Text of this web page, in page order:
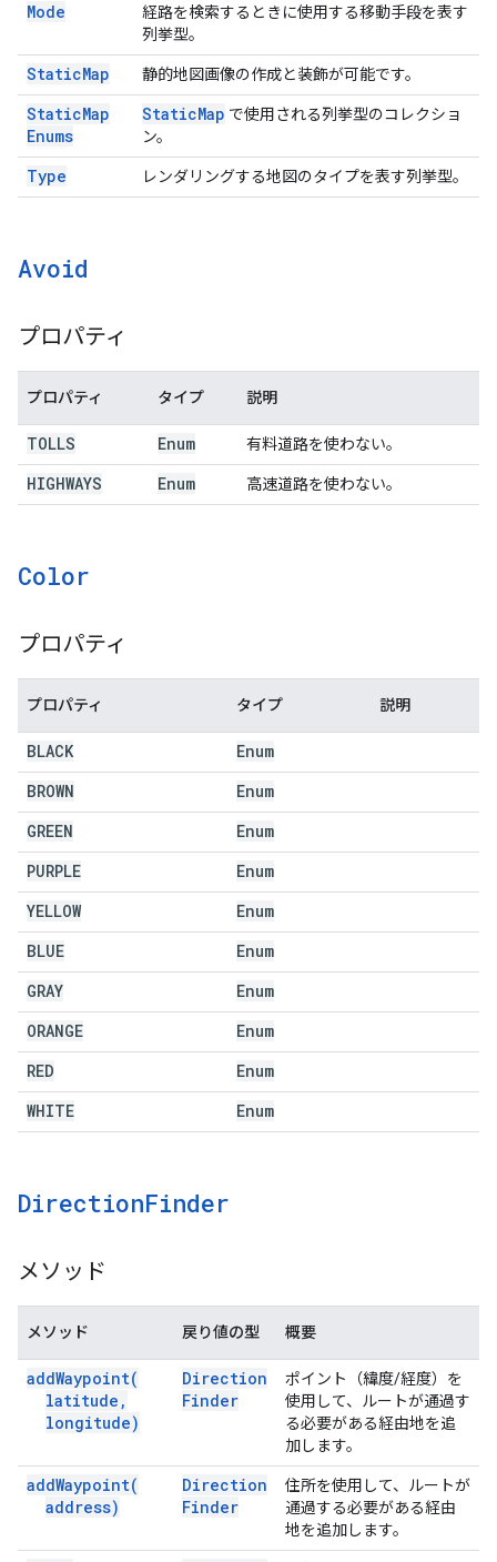
Mode
経路を検索するときに使用する移動手段を表す
列挙型。
StaticMap 静的地図画像の作成と装飾が可能です。
StaticMap
Enums
StaticMap で使用される列挙型のコレクショ
ン。
Type レンダリングする地図のタイプを表す列挙型。
Avoid
プロパティ
プロパティ タイプ 説明
TOLLS Enum 有料道路を使わない。
HIGHWAYS Enum 高速道路を使わない。
Color
プロパティ
プロパティ タイプ 説明
BLACK
Enum
BROWN
Enum
GREEN
Enum
PURPLE
Enum
YELLOW
Enum
BLUE
Enum
GRAY
Enum
ORANGE
Enum
RED
Enum
WHITE
Enum
DirectionFinder
メソッド
メソッド 戻り値の型 概要
addWaypoint(
latitude ,
longitude)
Direction
Finder
ポイント（緯度/経度）を
使用して、ルートが通過す
る必要がある経由地を追
加します。
addWaypoint(
address)
Direction
Finder
住所を使用して、ルートが
通過する必要がある経由
地を追加します。